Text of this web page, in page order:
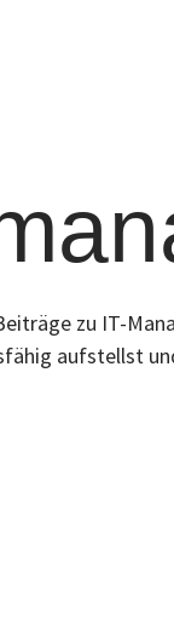
zu IT-
aufstellst